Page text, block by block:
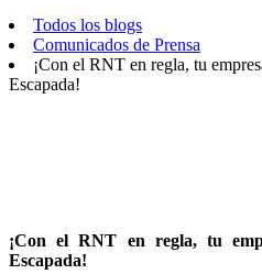
Todos los blogs
Comunicados de Prensa
¡Con el RNT en regla, tu
Escapada!
¡Con el RNT en regla, tu
Escapada!